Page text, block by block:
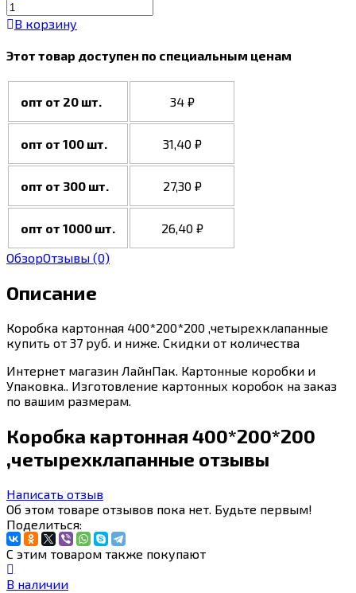
В корзину
Этот товар доступен по специальным ценам
опт от 20 шт. 34 ₽
опт от 100 шт. 31,40 ₽
опт от 300 шт. 27,30 ₽
опт от 1000 шт. 26,40 ₽
ОбзорОтзывы (0)
Описание
Коробка картонная 400*200*200 ,четырехклапанные
купить от 37 руб. и ниже. Скидки от количества
Интернет магазин ЛайнПак. Картонные коробки и
Упаковка.. Изготовление картонных коробок на заказ
по вашим размерам.
Коробка картонная 400*200*200
,четырехклапанные отзывы
Написать отзыв
Об этом товаре отзывов пока нет. Будьте первым!
Поделиться:
С этим товаром также покупают
В наличии